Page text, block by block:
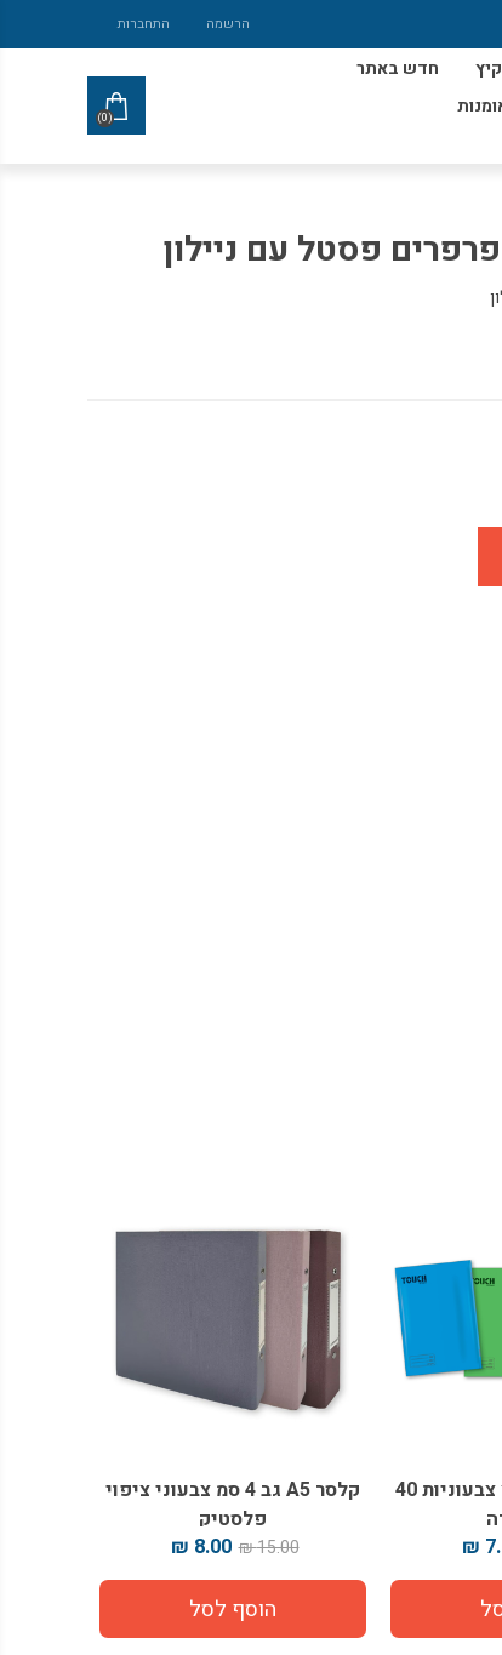
הרשמה התחברות
חדש באתר
(0)
פסטל עם ניילון
מארז מחברות טאצ צבעוניות 40
קלסר A5 גב 4 סמ צבעוני ציפוי
פלסטיק
15.00 ₪
8.00 ₪